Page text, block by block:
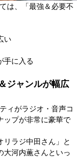
は、「最強＆必要不
い
手に入る
ジャンルが幅広
ィがラジオ・音声コ
ップが非常に豪華で
ラジ中田さん」と
大河内薫さんといっ